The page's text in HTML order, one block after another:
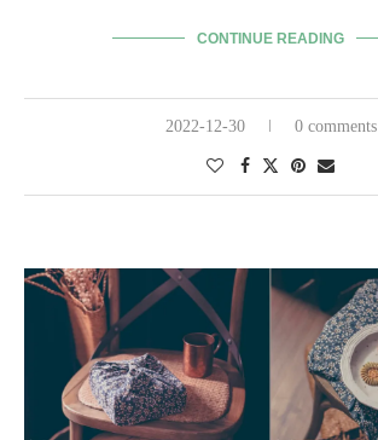
CONTINUE READING
2022-12-30 0 comments